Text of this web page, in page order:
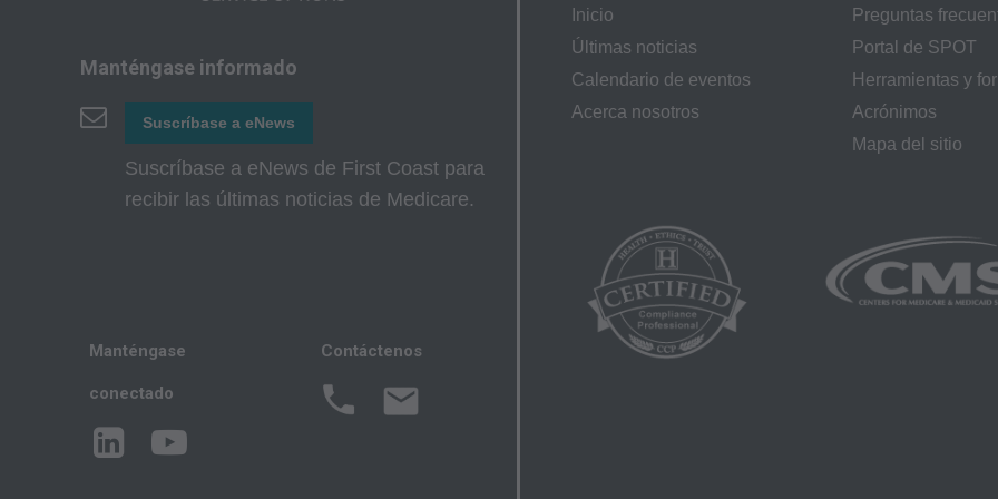
Manténgase informado
Suscríbase a eNews
Suscríbase a eNews de First Coast para
recibir las últimas noticias de Medicare.
Manténgase
conectado
Contáctenos
Inicio
Últimas noticias
Calendario de eventos
Acerca nosotros
Preguntas
Portal de SPOT
Herramientas y
Acrónimos
Mapa del sitio
Aviso Legal de CMS
El alcance de esta licencia está determinado por la AMA, el titular de los derechos
pregunta relacionada con la licencia o el uso de CPT debe dirigirse a la AMA. Los
actúan en nombre o representación de CMS. CMS NIEGA LA RESPONSABILIDAD
CUALQUIER RESPONSABILIDAD ATRIBUIBLE AL USUARIO FINAL DEL USO
SERÁ RESPONSABLE POR NINGUNA DEMANDA ATRIBUIBLE A CUALQUIER
U OTRAS INEXACTITUDES EN LA INFORMACIÓN O MATERIAL CONTENIDO
En ningún caso, CMS será responsable por daños directos, indirectos, especiales,